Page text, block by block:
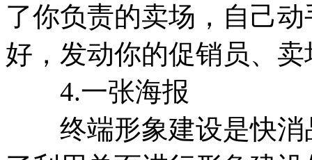
了你负责的卖场，自己
好，发动你的促销员、
4.一张海报
终端形象建设是快消